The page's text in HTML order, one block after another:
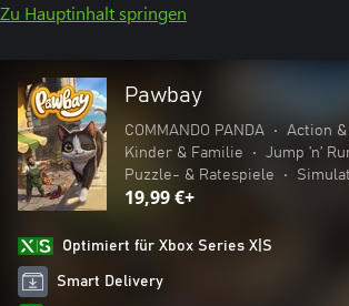
Zu Hauptinhalt springen
Pawbay
COMMANDO PANDA • Action
Kinder & Familie
• Jump ’n’
Puzzle- & Ratespiele
•
19,99 €+
Optimiert für Xbox Series X|S
Smart Delivery